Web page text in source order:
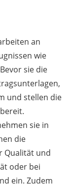
an
wie
sie die
und stellen die
sie in
die
Qualität und
oder bei
ein. Zudem